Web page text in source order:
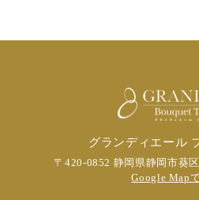
グランディエール
〒420-0852 静岡県静岡市葵
Google Map